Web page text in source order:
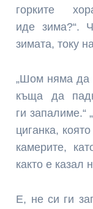
горките
иде зима?“.
зимата, току
„Шом няма да
къща да
ги запалиме.“
циганка,
камерите,
както е казал
Е, не си ги